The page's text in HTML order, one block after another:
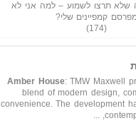
תרצו לשמוע – למה אני לא
קמפיינים שלי?
(174)
Amber House: TMW Maxwell
blend of modern design,
convenience. The development